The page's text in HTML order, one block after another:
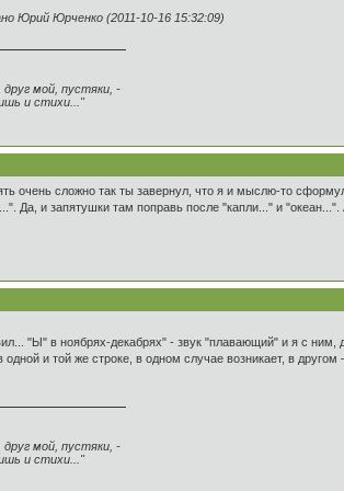
Юрий Юрченко (2011-10-16 15:32:09)
друг мой, пустяки, -
и стихи..."
очень сложно так ты завернул, что я и мыслю-то
Да, и запятушки там поправь после "капли..." и
"Ы" в ноябрях-декабрях" - звук "плавающий" и я с ним,
одной и той же строке, в одном случае возникает, в
друг мой, пустяки, -
и стихи..."